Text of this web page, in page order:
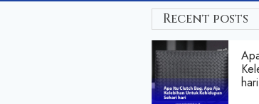
Recent posts
hari